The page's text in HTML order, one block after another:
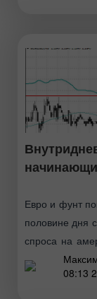
Евро и фунт
половине дня
спроса на
частный
08:13